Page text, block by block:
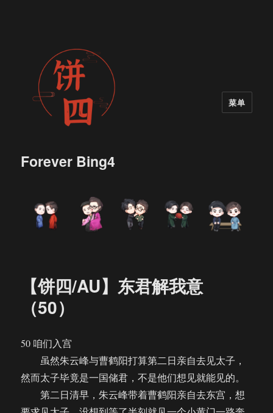
Forever Bing4
菜单
【饼四/AU】东君解我意
（50）
50 咱们入宫
虽然朱云峰与曹鹤阳打算第二日亲自去见太子，
然而太子毕竟是一国储君，不是他们想见就能见的。
第二日清早，朱云峰带着曹鹤阳亲自去东宫，想